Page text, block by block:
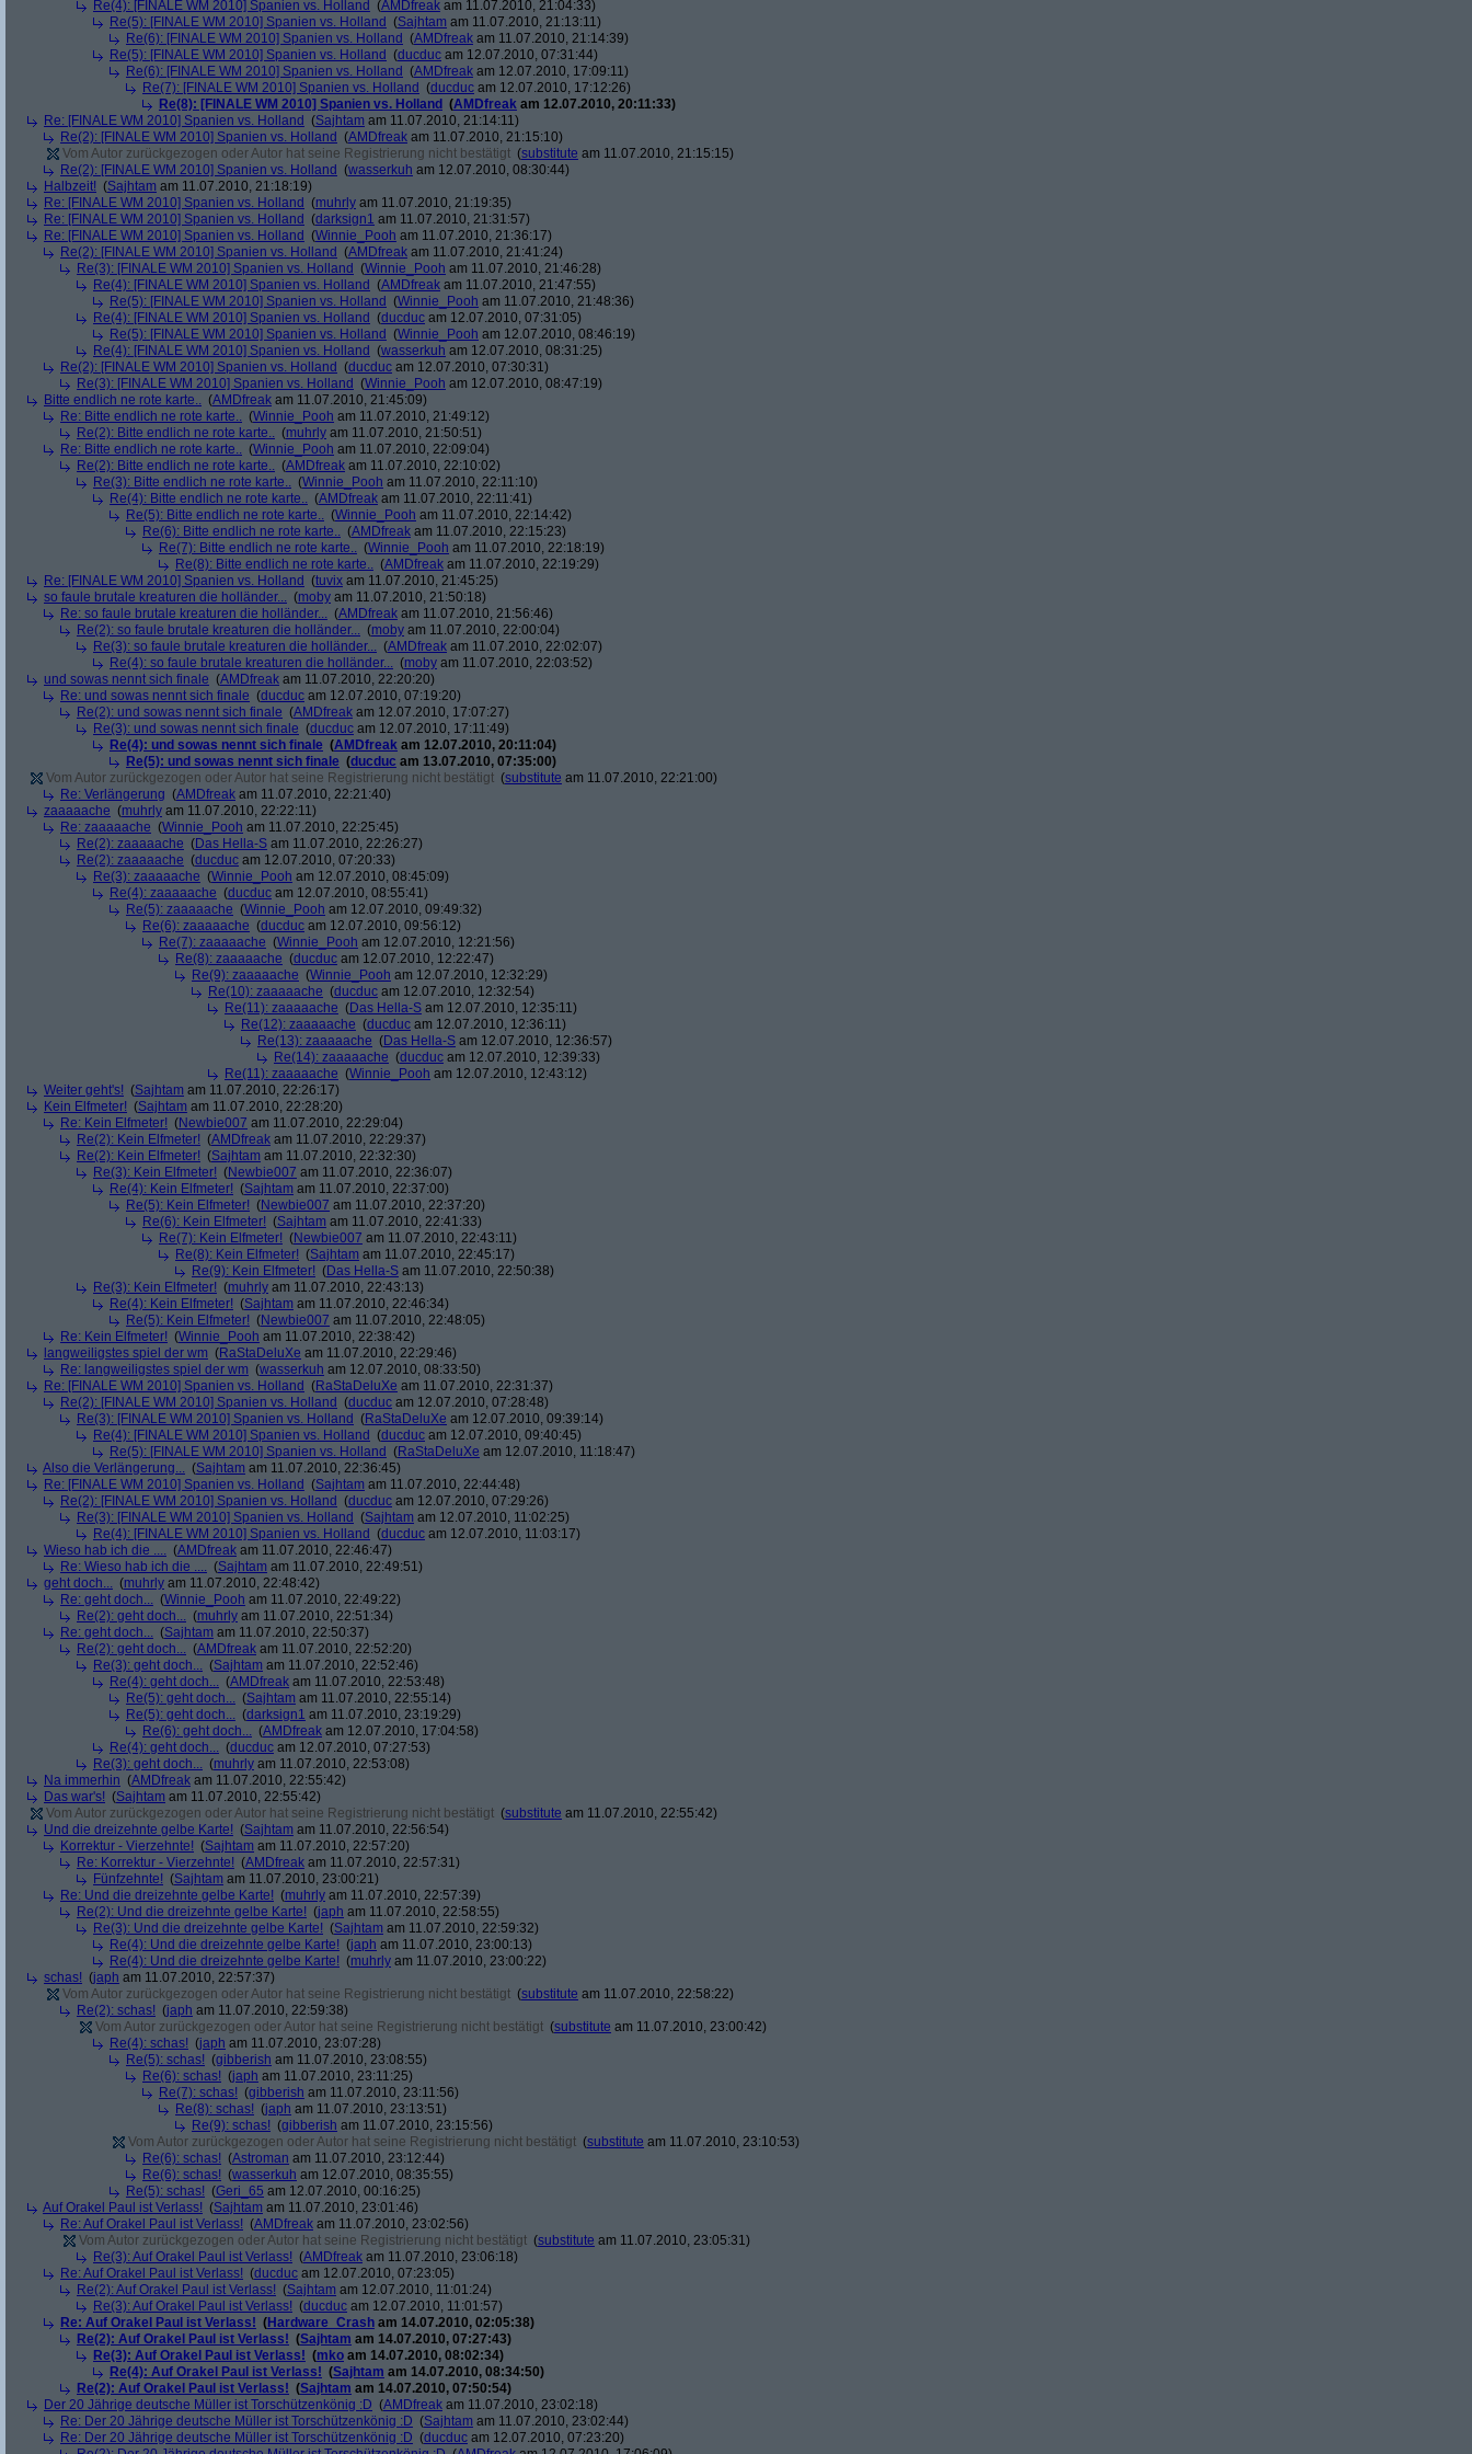
Re(4): [FINALE WM 2010] Spanien vs. Holland (AMDfreak am 11.07.2010, 21:04:33)
Re(5): [FINALE WM 2010] Spanien vs. Holland (Sajhtam am 11.07.2010, 21:13:11)
Re(6): [FINALE WM 2010] Spanien vs. Holland (AMDfreak am 11.07.2010, 21:14:39)
Re(5): [FINALE WM 2010] Spanien vs. Holland (ducduc am 12.07.2010, 07:31:44)
Re(6): [FINALE WM 2010] Spanien vs. Holland (AMDfreak am 12.07.2010, 17:09:11)
Re(7): [FINALE WM 2010] Spanien vs. Holland (ducduc am 12.07.2010, 17:12:26)
Re(8): [FINALE WM 2010] Spanien vs. Holland (AMDfreak am 12.07.2010, 20:11:33)
Re: [FINALE WM 2010] Spanien vs. Holland (Sajhtam am 11.07.2010, 21:14:11)
Re(2): [FINALE WM 2010] Spanien vs. Holland (AMDfreak am 11.07.2010, 21:15:10)
Vom Autor zurückgezogen oder Autor hat seine Registrierung nicht bestätigt (substitute am 11.07.2010, 21:15:15)
Re(2): [FINALE WM 2010] Spanien vs. Holland (wasserkuh am 12.07.2010, 08:30:44)
Halbzeit! (Sajhtam am 11.07.2010, 21:18:19)
Re: [FINALE WM 2010] Spanien vs. Holland (muhrly am 11.07.2010, 21:19:35)
Re: [FINALE WM 2010] Spanien vs. Holland (darksign1 am 11.07.2010, 21:31:57)
Re: [FINALE WM 2010] Spanien vs. Holland (Winnie_Pooh am 11.07.2010, 21:36:17)
Re(2): [FINALE WM 2010] Spanien vs. Holland (AMDfreak am 11.07.2010, 21:41:24)
Re(3): [FINALE WM 2010] Spanien vs. Holland (Winnie_Pooh am 11.07.2010, 21:46:28)
Re(4): [FINALE WM 2010] Spanien vs. Holland (AMDfreak am 11.07.2010, 21:47:55)
Re(5): [FINALE WM 2010] Spanien vs. Holland (Winnie_Pooh am 11.07.2010, 21:48:36)
Re(4): [FINALE WM 2010] Spanien vs. Holland (ducduc am 12.07.2010, 07:31:05)
Re(5): [FINALE WM 2010] Spanien vs. Holland (Winnie_Pooh am 12.07.2010, 08:46:19)
Re(4): [FINALE WM 2010] Spanien vs. Holland (wasserkuh am 12.07.2010, 08:31:25)
Re(2): [FINALE WM 2010] Spanien vs. Holland (ducduc am 12.07.2010, 07:30:31)
Re(3): [FINALE WM 2010] Spanien vs. Holland (Winnie_Pooh am 12.07.2010, 08:47:19)
Bitte endlich ne rote karte.. (AMDfreak am 11.07.2010, 21:45:09)
Re: Bitte endlich ne rote karte.. (Winnie_Pooh am 11.07.2010, 21:49:12)
Re(2): Bitte endlich ne rote karte.. (muhrly am 11.07.2010, 21:50:51)
Re: Bitte endlich ne rote karte.. (Winnie_Pooh am 11.07.2010, 22:09:04)
Re(2): Bitte endlich ne rote karte.. (AMDfreak am 11.07.2010, 22:10:02)
Re(3): Bitte endlich ne rote karte.. (Winnie_Pooh am 11.07.2010, 22:11:10)
Re(4): Bitte endlich ne rote karte.. (AMDfreak am 11.07.2010, 22:11:41)
Re(5): Bitte endlich ne rote karte.. (Winnie_Pooh am 11.07.2010, 22:14:42)
Re(6): Bitte endlich ne rote karte.. (AMDfreak am 11.07.2010, 22:15:23)
Re(7): Bitte endlich ne rote karte.. (Winnie_Pooh am 11.07.2010, 22:18:19)
Re(8): Bitte endlich ne rote karte.. (AMDfreak am 11.07.2010, 22:19:29)
Re: [FINALE WM 2010] Spanien vs. Holland (tuvix am 11.07.2010, 21:45:25)
so faule brutale kreaturen die holländer... (moby am 11.07.2010, 21:50:18)
Re: so faule brutale kreaturen die holländer... (AMDfreak am 11.07.2010, 21:56:46)
Re(2): so faule brutale kreaturen die holländer... (moby am 11.07.2010, 22:00:04)
Re(3): so faule brutale kreaturen die holländer... (AMDfreak am 11.07.2010, 22:02:07)
Re(4): so faule brutale kreaturen die holländer... (moby am 11.07.2010, 22:03:52)
und sowas nennt sich finale (AMDfreak am 11.07.2010, 22:20:20)
Re: und sowas nennt sich finale (ducduc am 12.07.2010, 07:19:20)
Re(2): und sowas nennt sich finale (AMDfreak am 12.07.2010, 17:07:27)
Re(3): und sowas nennt sich finale (ducduc am 12.07.2010, 17:11:49)
Re(4): und sowas nennt sich finale (AMDfreak am 12.07.2010, 20:11:04)
Re(5): und sowas nennt sich finale (ducduc am 13.07.2010, 07:35:00)
Vom Autor zurückgezogen oder Autor hat seine Registrierung nicht bestätigt (substitute am 11.07.2010, 22:21:00)
Re: Verlängerung (AMDfreak am 11.07.2010, 22:21:40)
zaaaaache (muhrly am 11.07.2010, 22:22:11)
Re: zaaaaache (Winnie_Pooh am 11.07.2010, 22:25:45)
Re(2): zaaaaache (Das Hella-S am 11.07.2010, 22:26:27)
Re(2): zaaaaache (ducduc am 12.07.2010, 07:20:33)
Re(3): zaaaaache (Winnie_Pooh am 12.07.2010, 08:45:09)
Re(4): zaaaaache (ducduc am 12.07.2010, 08:55:41)
Re(5): zaaaaache (Winnie_Pooh am 12.07.2010, 09:49:32)
Re(6): zaaaaache (ducduc am 12.07.2010, 09:56:12)
Re(7): zaaaaache (Winnie_Pooh am 12.07.2010, 12:21:56)
Re(8): zaaaaache (ducduc am 12.07.2010, 12:22:47)
Re(9): zaaaaache (Winnie_Pooh am 12.07.2010, 12:32:29)
Re(10): zaaaaache (ducduc am 12.07.2010, 12:32:54)
Re(11): zaaaaache (Das Hella-S am 12.07.2010, 12:35:11)
Re(12): zaaaaache (ducduc am 12.07.2010, 12:36:11)
Re(13): zaaaaache (Das Hella-S am 12.07.2010, 12:36:57)
Re(14): zaaaaache (ducduc am 12.07.2010, 12:39:33)
Re(11): zaaaaache (Winnie_Pooh am 12.07.2010, 12:43:12)
Weiter geht's! (Sajhtam am 11.07.2010, 22:26:17)
Kein Elfmeter! (Sajhtam am 11.07.2010, 22:28:20)
Re: Kein Elfmeter! (Newbie007 am 11.07.2010, 22:29:04)
Re(2): Kein Elfmeter! (AMDfreak am 11.07.2010, 22:29:37)
Re(2): Kein Elfmeter! (Sajhtam am 11.07.2010, 22:32:30)
Re(3): Kein Elfmeter! (Newbie007 am 11.07.2010, 22:36:07)
Re(4): Kein Elfmeter! (Sajhtam am 11.07.2010, 22:37:00)
Re(5): Kein Elfmeter! (Newbie007 am 11.07.2010, 22:37:20)
Re(6): Kein Elfmeter! (Sajhtam am 11.07.2010, 22:41:33)
Re(7): Kein Elfmeter! (Newbie007 am 11.07.2010, 22:43:11)
Re(8): Kein Elfmeter! (Sajhtam am 11.07.2010, 22:45:17)
Re(9): Kein Elfmeter! (Das Hella-S am 11.07.2010, 22:50:38)
Re(3): Kein Elfmeter! (muhrly am 11.07.2010, 22:43:13)
Re(4): Kein Elfmeter! (Sajhtam am 11.07.2010, 22:46:34)
Re(5): Kein Elfmeter! (Newbie007 am 11.07.2010, 22:48:05)
Re: Kein Elfmeter! (Winnie_Pooh am 11.07.2010, 22:38:42)
langweiligstes spiel der wm (RaStaDeluXe am 11.07.2010, 22:29:46)
Re: langweiligstes spiel der wm (wasserkuh am 12.07.2010, 08:33:50)
Re: [FINALE WM 2010] Spanien vs. Holland (RaStaDeluXe am 11.07.2010, 22:31:37)
Re(2): [FINALE WM 2010] Spanien vs. Holland (ducduc am 12.07.2010, 07:28:48)
Re(3): [FINALE WM 2010] Spanien vs. Holland (RaStaDeluXe am 12.07.2010, 09:39:14)
Re(4): [FINALE WM 2010] Spanien vs. Holland (ducduc am 12.07.2010, 09:40:45)
Re(5): [FINALE WM 2010] Spanien vs. Holland (RaStaDeluXe am 12.07.2010, 11:18:47)
Also die Verlängerung... (Sajhtam am 11.07.2010, 22:36:45)
Re: [FINALE WM 2010] Spanien vs. Holland (Sajhtam am 11.07.2010, 22:44:48)
Re(2): [FINALE WM 2010] Spanien vs. Holland (ducduc am 12.07.2010, 07:29:26)
Re(3): [FINALE WM 2010] Spanien vs. Holland (Sajhtam am 12.07.2010, 11:02:25)
Re(4): [FINALE WM 2010] Spanien vs. Holland (ducduc am 12.07.2010, 11:03:17)
Wieso hab ich die .... (AMDfreak am 11.07.2010, 22:46:47)
Re: Wieso hab ich die .... (Sajhtam am 11.07.2010, 22:49:51)
geht doch... (muhrly am 11.07.2010, 22:48:42)
Re: geht doch... (Winnie_Pooh am 11.07.2010, 22:49:22)
Re(2): geht doch... (muhrly am 11.07.2010, 22:51:34)
Re: geht doch... (Sajhtam am 11.07.2010, 22:50:37)
Re(2): geht doch... (AMDfreak am 11.07.2010, 22:52:20)
Re(3): geht doch... (Sajhtam am 11.07.2010, 22:52:46)
Re(4): geht doch... (AMDfreak am 11.07.2010, 22:53:48)
Re(5): geht doch... (Sajhtam am 11.07.2010, 22:55:14)
Re(5): geht doch... (darksign1 am 11.07.2010, 23:19:29)
Re(6): geht doch... (AMDfreak am 12.07.2010, 17:04:58)
Re(4): geht doch... (ducduc am 12.07.2010, 07:27:53)
Re(3): geht doch... (muhrly am 11.07.2010, 22:53:08)
Na immerhin (AMDfreak am 11.07.2010, 22:55:42)
Das war's! (Sajhtam am 11.07.2010, 22:55:42)
Vom Autor zurückgezogen oder Autor hat seine Registrierung nicht bestätigt (substitute am 11.07.2010, 22:55:42)
Und die dreizehnte gelbe Karte! (Sajhtam am 11.07.2010, 22:56:54)
Korrektur - Vierzehnte! (Sajhtam am 11.07.2010, 22:57:20)
Re: Korrektur - Vierzehnte! (AMDfreak am 11.07.2010, 22:57:31)
Fünfzehnte! (Sajhtam am 11.07.2010, 23:00:21)
Re: Und die dreizehnte gelbe Karte! (muhrly am 11.07.2010, 22:57:39)
Re(2): Und die dreizehnte gelbe Karte! (japh am 11.07.2010, 22:58:55)
Re(3): Und die dreizehnte gelbe Karte! (Sajhtam am 11.07.2010, 22:59:32)
Re(4): Und die dreizehnte gelbe Karte! (japh am 11.07.2010, 23:00:13)
Re(4): Und die dreizehnte gelbe Karte! (muhrly am 11.07.2010, 23:00:22)
schas! (japh am 11.07.2010, 22:57:37)
Vom Autor zurückgezogen oder Autor hat seine Registrierung nicht bestätigt (substitute am 11.07.2010, 22:58:22)
Re(2): schas! (japh am 11.07.2010, 22:59:38)
Vom Autor zurückgezogen oder Autor hat seine Registrierung nicht bestätigt (substitute am 11.07.2010, 23:00:42)
Re(4): schas! (japh am 11.07.2010, 23:07:28)
Re(5): schas! (gibberish am 11.07.2010, 23:08:55)
Re(6): schas! (japh am 11.07.2010, 23:11:25)
Re(7): schas! (gibberish am 11.07.2010, 23:11:56)
Re(8): schas! (japh am 11.07.2010, 23:13:51)
Re(9): schas! (gibberish am 11.07.2010, 23:15:56)
Vom Autor zurückgezogen oder Autor hat seine Registrierung nicht bestätigt (substitute am 11.07.2010, 23:10:53)
Re(6): schas! (Astroman am 11.07.2010, 23:12:44)
Re(6): schas! (wasserkuh am 12.07.2010, 08:35:55)
Re(5): schas! (Geri_65 am 12.07.2010, 00:16:25)
Auf Orakel Paul ist Verlass! (Sajhtam am 11.07.2010, 23:01:46)
Re: Auf Orakel Paul ist Verlass! (AMDfreak am 11.07.2010, 23:02:56)
Vom Autor zurückgezogen oder Autor hat seine Registrierung nicht bestätigt (substitute am 11.07.2010, 23:05:31)
Re(3): Auf Orakel Paul ist Verlass! (AMDfreak am 11.07.2010, 23:06:18)
Re: Auf Orakel Paul ist Verlass! (ducduc am 12.07.2010, 07:23:05)
Re(2): Auf Orakel Paul ist Verlass! (Sajhtam am 12.07.2010, 11:01:24)
Re(3): Auf Orakel Paul ist Verlass! (ducduc am 12.07.2010, 11:01:57)
Re: Auf Orakel Paul ist Verlass! (Hardware_Crash am 14.07.2010, 02:05:38)
Re(2): Auf Orakel Paul ist Verlass! (Sajhtam am 14.07.2010, 07:27:43)
Re(3): Auf Orakel Paul ist Verlass! (mko am 14.07.2010, 08:02:34)
Re(4): Auf Orakel Paul ist Verlass! (Sajhtam am 14.07.2010, 08:34:50)
Re(2): Auf Orakel Paul ist Verlass! (Sajhtam am 14.07.2010, 07:50:54)
Der 20 Jährige deutsche Müller ist Torschützenkönig :D (AMDfreak am 11.07.2010, 23:02:18)
Re: Der 20 Jährige deutsche Müller ist Torschützenkönig :D (Sajhtam am 11.07.2010, 23:02:44)
Re: Der 20 Jährige deutsche Müller ist Torschützenkönig :D (ducduc am 12.07.2010, 07:23:20)